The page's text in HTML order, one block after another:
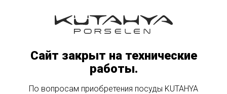
Сайт закрыт на технические
работы.
По вопросам приобретения посуды KUTAHYA